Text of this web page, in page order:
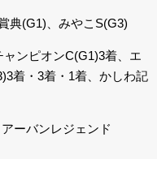
典(G1)、みやこS(G3)
ンピオンC(G1)3着、エ
着・3着・1着、かしわ記
ーバンレジェンド